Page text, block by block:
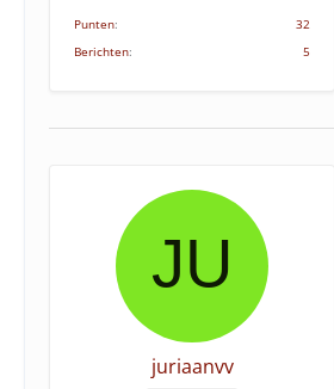
Punten
32
Berichten
5
juriaanvv